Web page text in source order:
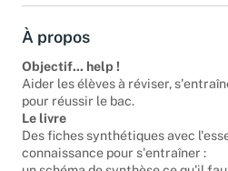
À propos
Objectif... help !
Aider les élèves à réviser,
pour réussir le bac.
Le livre
Des fiches synthétiques avec
connaissance pour s'entraîner :